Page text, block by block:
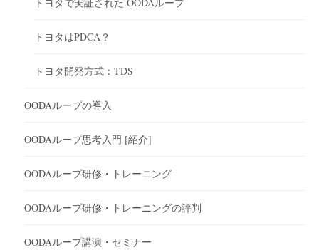
トヨタはPDCA？
トヨタ開発方式：TDS
OODAループの導入
OODAループ思考入門 [紹介]
OODAループ研修・トレーニング
OODAループ研修・トレーニングの評判
OODAループ講演・セミナー